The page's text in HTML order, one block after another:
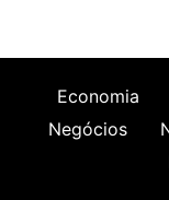
Economia
Negócios